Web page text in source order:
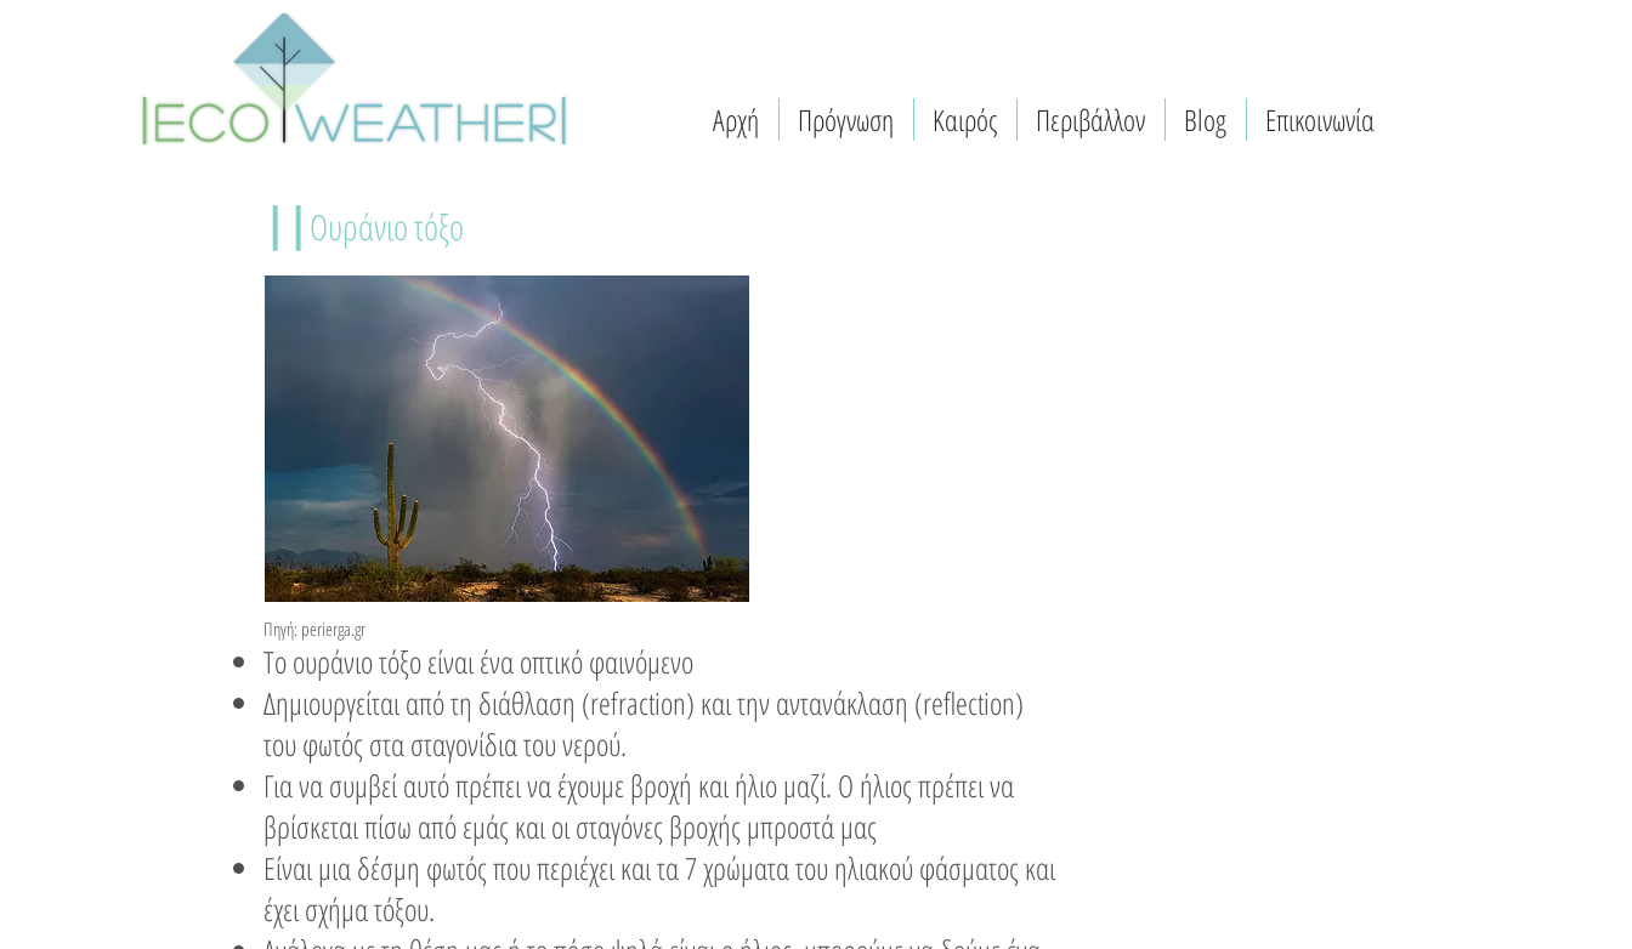
Αρχή Πρόγνωση Καιρός Περιβάλλον Blog Επικοινωνία
|| Ουράνιο τόξο
Πηγή: perierga.gr​
Το ουράνιο τόξο είναι ένα οπτικό φαινόμενο
Δημιουργείται από τη διάθλαση (refraction) και την αντανάκλαση (reflection)
του φωτός στα σταγονίδια του νερού.
Για να συμβεί αυτό πρέπει να έχουμε βροχή και ήλιο μαζί. Ο ήλιος πρέπει να
βρίσκεται πίσω από εμάς και οι σταγόνες βροχής μπροστά μας
Είναι μια δέσμη φωτός που περιέχει και τα 7 χρώματα του ηλιακού φάσματος και
έχει σχήμα τόξου.